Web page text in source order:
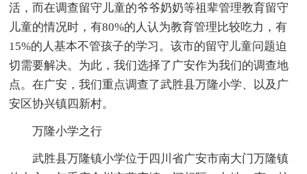
活，而在调查留守儿童的爷爷奶奶等祖辈管理教育留守
儿童的情况时，有80%的人认为教育管理比较吃力，有
15%的人基本不管孩子的学习。该市的留守儿童问题迫
切需要解决。为此，我们选择了广安作为我们的调查地
点。在广安，我们重点调查了武胜县万隆小学、以及广
安区协兴镇四新村。
万隆小学之行
武胜县万隆镇小学位于四川省广安市南大门万隆镇